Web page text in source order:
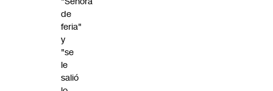
de
feria"
y
"se
le
salió